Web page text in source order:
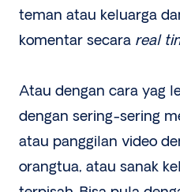
teman atau keluarga
komentar secara real
Atau dengan cara yag
dengan sering-sering
atau panggilan video
orangtua, atau sanak